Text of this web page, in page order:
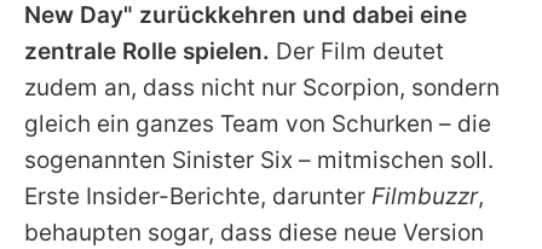
New Day" zurückkehren und dabei eine
zentrale Rolle spielen. Der Film deutet
zudem an, dass nicht nur Scorpion, sondern
gleich ein ganzes Team von Schurken – die
sogenannten Sinister Six – mitmischen soll.
Erste Insider-Berichte, darunter Filmbuzzr,
behaupten sogar, dass diese neue Version